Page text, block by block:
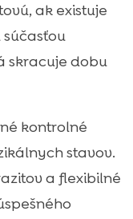
ak existuje
skracuje dobu
kontrolné
stavov.
a flexibilné